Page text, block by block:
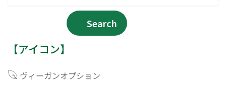
Search
【アイコン】
ヴィーガンオプション